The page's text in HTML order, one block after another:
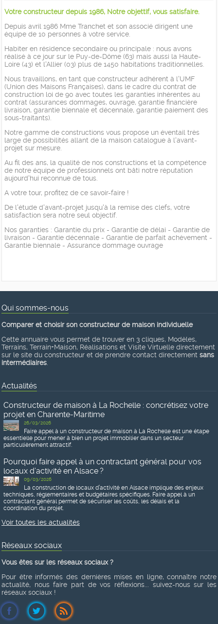
Votre constructeur depuis 1986, Notre objettif, vous satisfaire.
Depuis avril 1986 Mme Tranchet et son associé dirigent une
équipe de 10 personnes à votre service.
Habiter en résidence secondaire ou principale : nous avons
réalisé à ce jour sur le Puy-de-Dôme (63) mais aussi la Haute-
Loire (43) et l'Allier (03) plus de 1450 habitations traditionnelles.
Nous travaillons, en tant que constructeur adhérent à l'UMF
(Union des Maisons Françaises), dans le cadre du contrat de
construction loi de 90 avec toutes les garanties inhérentes au
contrat (assurances dommages, ouvrage, garantie financière
livraison, garantie biennale et décennale, garantie paiement des
sous-traitants).
Notre gamme de constructions vous propose un éventail très
large de possibilités allant de la maison catalogue à l'avant-
projet sur mesure.
Au fil des ans, la qualité de nos constructions et la compétence
de notre équipe de professionnels ont bâti notre réputation
aujourd'hui reconnue de tous.
A votre tour, profitez de ce savoir-faire !
De l'étude d'avant-projet jusqu'à la remise des clefs, votre
satisfaction sera notre seul objectif.
Nos garanties : Garantie du prix - Garantie de délai - Garantie de
livraison - Garantie décennale - Garantie de parfait achèvement -
Garantie biennale - Assurance dommage ouvrage
Qui sommes-nous
Comparer et choisir son constructeur de maison individuelle
Cette annuaire vous permet de trouver en 3 cliques, Modèles,
Terrains, Terrain+Maison, Réalisations et Visite Virtuelle directement
sur le site du constructeur et de prendre contact directement sans
intermédiaires
Actualités
Constructeur de maison à La Rochelle : concrétisez votre
projet en Charente-Maritime
26/03/2026
Faire appel à un constructeur de maison à La Rochelle est une étape
essentielle pour mener à bien un projet immobilier dans un secteur
particulièrement attractif.
Pourquoi faire appel à un contractant général pour vos
locaux d’activité en Alsace ?
09/03/2026
La construction de locaux d’activité en Alsace implique des enjeux
techniques, réglementaires et budgétaires spécifiques. Faire appel à un
contractant général permet de sécuriser les coûts, les délais et la
coordination du projet.
Voir toutes les actualités
Réseaux sociaux
Vous êtes sur les réseaux sociaux ?
Pour être informés des dernières mises en ligne, connaître notre
actualité, nous faire part de vos réflexions... suivez-nous sur les
réseaux sociaux !